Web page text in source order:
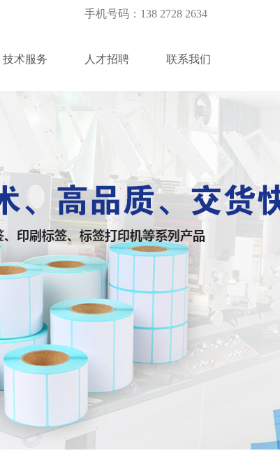
手机号码：138 2728 2634
技术服务 人才招聘 联系我们